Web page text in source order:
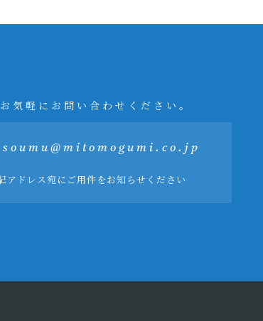
気軽にお問い合わせください。
soumu@mitomogumi.co.jp
アドレス宛にご用件をお知らせください